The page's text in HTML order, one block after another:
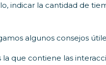
indicar la cantidad de
algunos consejos
la que contiene las